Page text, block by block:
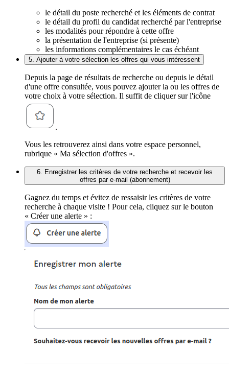
le détail du poste recherché et les éléments de contrat
le détail du profil du candidat recherché par l'entreprise
les modalités pour répondre à cette offre
la présentation de l'entreprise (si présente)
les informations complémentaires le cas échéant
5. Ajouter à votre sélection les offres qui vous intéressent
Depuis la page de résultats de recherche ou depuis le détail
d'une offre consultée, vous pouvez ajouter la ou les offres de
votre choix à votre sélection. Il suffit de cliquer sur l'icône
.
Vous les retrouverez ainsi dans votre espace personnel,
rubrique « Ma sélection d'offres ».
6. Enregistrer les critères de votre recherche et recevoir les
offres par e-mail (abonnement)
Gagnez du temps et évitez de ressaisir les critères de votre
recherche à chaque visite ! Pour cela, cliquez sur le bouton
« Créer une alerte » :